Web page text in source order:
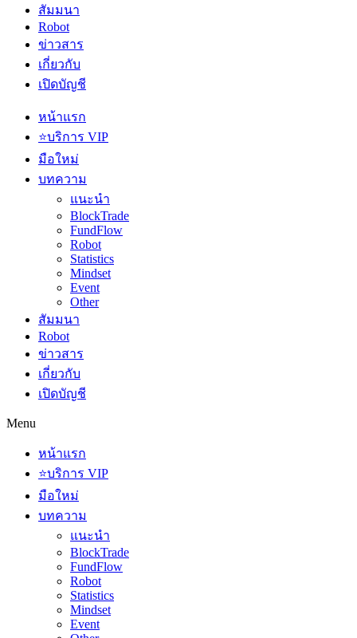
สัมมนา
Robot
ข่าวสาร
เกี่ยวกับ
เปิดบัญชี
หน้าแรก
⭐บริการ VIP
มือใหม่
บทความ
แนะนำ
BlockTrade
FundFlow
Robot
Statistics
Mindset
Event
Other
สัมมนา
Robot
ข่าวสาร
เกี่ยวกับ
เปิดบัญชี
Menu
หน้าแรก
⭐บริการ VIP
มือใหม่
บทความ
แนะนำ
BlockTrade
FundFlow
Robot
Statistics
Mindset
Event